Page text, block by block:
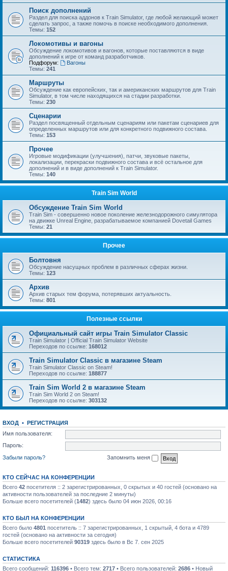
Поиск дополнений
Раздел для поиска аддонов к Train Simulator, где любой желающий может
сделать запрос, а также помочь в поиске необходимого дополнения.
Темы: 152
Локомотивы и вагоны
Обсуждение локомотивов и вагонов, которые поставляются в виде
дополнений к игре от команд разработчиков.
Подфорум:
Вагоны
Темы: 241
Маршруты
Обсуждение как европейских, так и американских маршрутов для Train
Simulator, в том числе находящихся на стадии разработки.
Темы: 230
Сценарии
Раздел посвященный отдельным сценариям или пакетам сценариев для
определенных маршрутов или для конкретного подвижного состава.
Темы: 153
Прочее
Игровые модификации (улучшения), патчи, звуковые пакеты,
локализации, перекраски подвижного состава и всё остальное для
дополнений и в виде дополнений к Train Simulator.
Темы: 140
Train Sim World
Обсуждение Train Sim World
Train Sim - совершенно новое поколение железнодорожного симулятора
на движке Unreal Engine, разрабатываемое компанией Dovetail Games
Темы: 21
Прочее
Болтовня
Обсуждение насущных проблем в различных сферах жизни.
Темы: 123
Архив
Архив старых тем форума, потерявших актуальность.
Темы: 801
Полезные ссылки
Официальный сайт игры Train Simulator Classic
Train Simulator | Official Train Simulator Website
Переходов по ссылке: 168012
Train Simulator Classic в магазине Steam
Train Simulator Classic on Steam!
Переходов по ссылке: 188877
Train Sim World 2 в магазине Steam
Train Sim World 2 on Steam!
Переходов по ссылке: 303132
ВХОД • РЕГИСТРАЦИЯ
Имя пользователя:
Пароль:
Забыли пароль?
Запомнить меня
КТО СЕЙЧАС НА КОНФЕРЕНЦИИ
Всего 42 посетителя :: 2 зарегистрированных, 0 скрытых и 40 гостей (основано на
активности пользователей за последние 2 минуты)
Больше всего посетителей (1482) здесь было 04 июн 2026, 00:16
КТО БЫЛ НА КОНФЕРЕНЦИИ
Всего было 4801 посетитель :: 7 зарегистрированных, 1 скрытый, 4 бота и 4789
гостей (основано на активности за сегодня)
Больше всего посетителей 90319 здесь было в Вс 7. сен 2025
СТАТИСТИКА
Всего сообщений: 116396 • Всего тем: 2717 • Всего пользователей: 2686 • Новый